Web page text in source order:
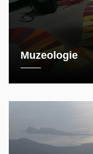
Muzeologie